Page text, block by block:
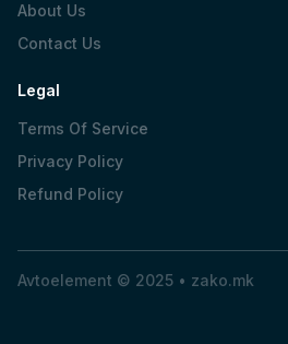
About Us
Contact Us
Legal
Terms Of Service
Privacy Policy
Refund Policy
Avtoelement © 2025 • zako.mk